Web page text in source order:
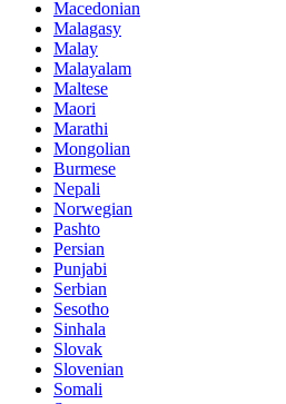
Macedonian
Malagasy
Malay
Malayalam
Maltese
Maori
Marathi
Mongolian
Burmese
Nepali
Norwegian
Pashto
Persian
Punjabi
Serbian
Sesotho
Sinhala
Slovak
Slovenian
Somali